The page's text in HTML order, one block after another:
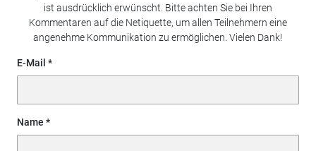
ist ausdrücklich erwünscht. Bitte achten Sie bei Ihren
Kommentaren auf die Netiquette, um allen Teilnehmern eine
angenehme Kommunikation zu ermöglichen. Vielen Dank!
E-Mail
Name